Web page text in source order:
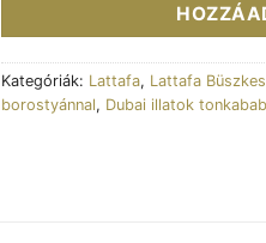
Kategóriák: Lattafa, Lattafa
borostyánnal, Dubai illatok